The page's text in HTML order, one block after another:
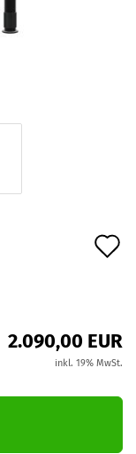
2.090,00 EUR
inkl. 19% MwSt.